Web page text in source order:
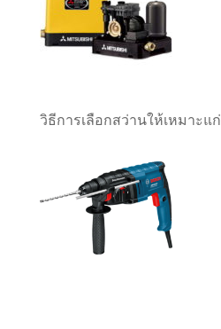
วิธีการเลือกสว่านให้เหมาะแ